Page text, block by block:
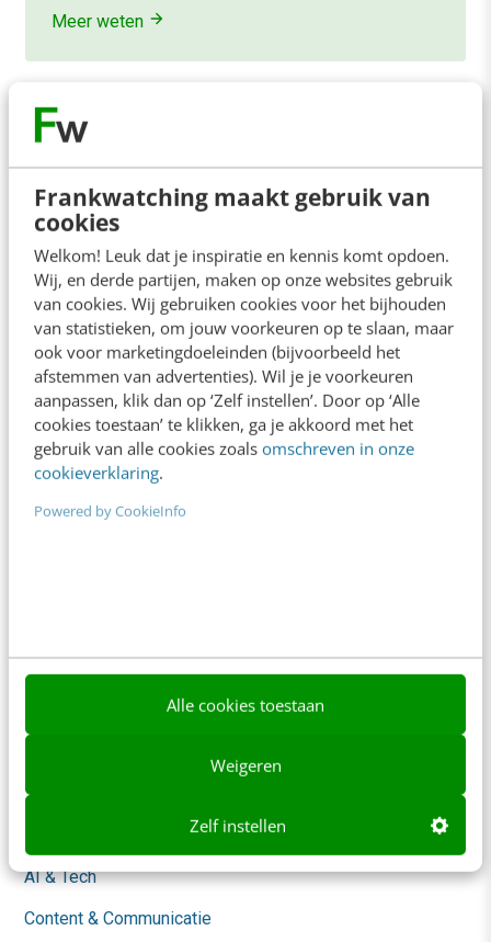
Frankwatching maakt gebruik van
cookies
Welkom! Leuk dat je inspiratie en kennis komt opdoen.
Wij, en derde partijen, maken op onze websites gebruik
van cookies. Wij gebruiken cookies voor het bijhouden
van statistieken, om jouw voorkeuren op te slaan, maar
ook voor marketingdoeleinden (bijvoorbeeld het
afstemmen van advertenties). Wil je je voorkeuren
aanpassen, klik dan op ‘Zelf instellen’. Door op ‘Alle
cookies toestaan’ te klikken, ga je akkoord met het
gebruik van alle cookies zoals omschreven in onze
cookieverklaring.
Powered by CookieInfo
Alle cookies toestaan
Weigeren
Zelf instellen
Meer weten
Contact Redactie
redactie@frankwatching.com
+31 30 200 1045
Tarieven
Meer contactopties
Frankwatching
Over ons
Werken bij
AI & Tech
Content & Communicatie